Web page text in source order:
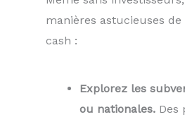
manières astucieuses
cash :
Explorez les
ou nationales. Des